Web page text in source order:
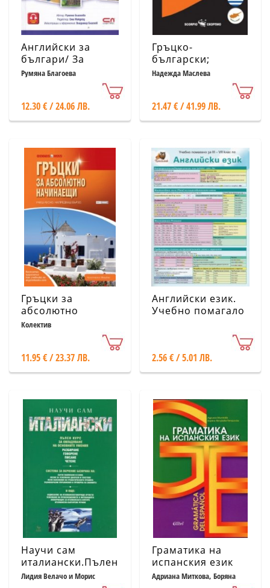
Английски за
българи/ За
начинаещи и
Румяна Благоева
12.30 € / 24.06 ЛВ.
Гръцко-
български;
Българско-гръцки
Надежда Маслева
21.47 € / 41.99 ЛВ.
Гръцки за
абсолютно
начинаещи
Колектив
11.95 € / 23.37 ЛВ.
Английски език.
Учебно помагало
2.56 € / 5.01 ЛВ.
Научи сам
италиански.Пълен
курс
Лидия Велачо и Морис
Граматика на
испанския език
Адриана Миткова, Боряна